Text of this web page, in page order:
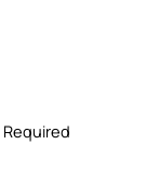
Required